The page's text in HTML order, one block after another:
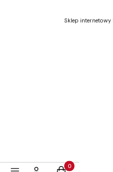
Sklep internetowy